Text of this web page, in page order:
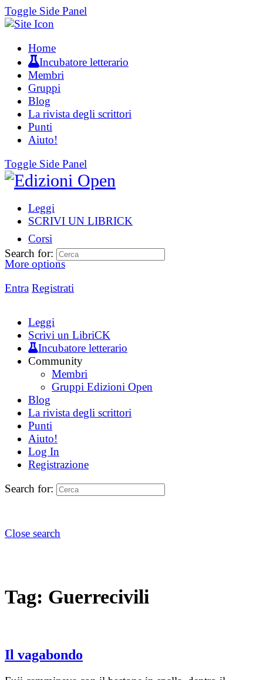
Toggle Side Panel
Home
Incubatore letterario
Membri
Gruppi
Blog
La rivista degli scrittori
Punti
Aiuto!
Toggle Side Panel
Leggi
SCRIVI UN LIBRICK
Corsi
More options
Entra Registrati
Search for:
Leggi
Scrivi un LibriCK
Incubatore letterario
Community
Membri
Gruppi Edizioni Open
Blog
La rivista degli scrittori
Punti
Aiuto!
Log In
Registrazione
Search for:
Close search
Tag: Guerrecivili
Il vagabondo